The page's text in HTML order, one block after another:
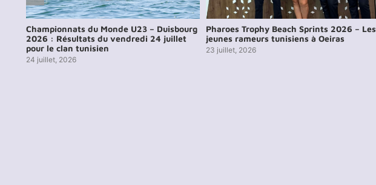
Championnats du Monde U23 – Duisbourg
2026 : Résultats du vendredi 24 juillet
pour le clan tunisien
24 juillet, 2026
Pharoes Trophy Beach Sprints 2026 – Les
jeunes rameurs tunisiens à Oeiras
23 juillet, 2026